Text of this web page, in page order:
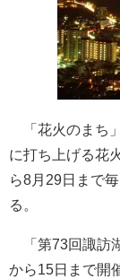
「花火のまち
に打ち上げる花
ら8月29日まで
る。
「第73回諏訪
から15日まで開